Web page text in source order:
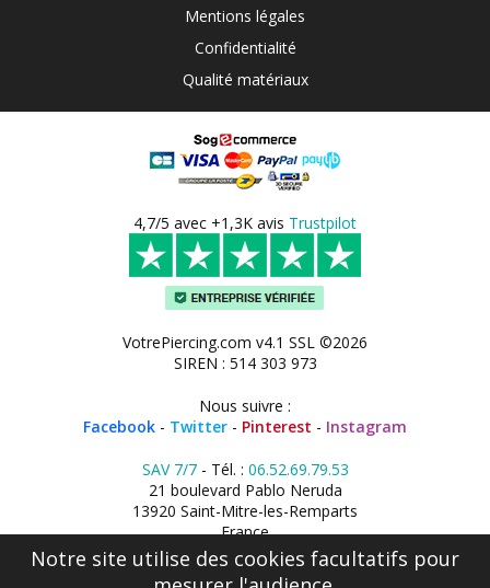
Mentions légales
Confidentialité
Qualité matériaux
4,7/5 avec +1,3K avis Trustpilot
VotrePiercing.com v4.1 SSL ©2026
SIREN : 514 303 973
Nous suivre :
Facebook - Twitter - Pinterest - Instagram
SAV 7/7- Tél. : 06.52.69.79.53
21 boulevard Pablo Neruda
13920 Saint-Mitre-les-Remparts
France
Notre site utilise des cookies facultatifs pour